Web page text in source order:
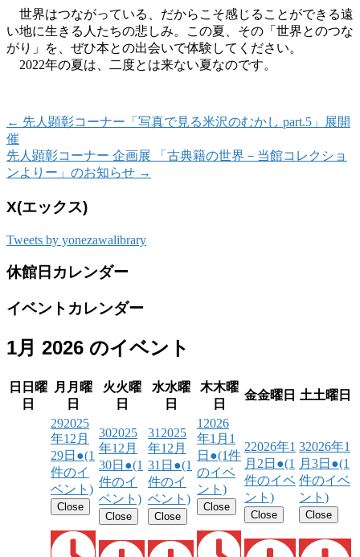
世界はつながっている、だからこそ感じることができる遠
い地に生きる人たちの悲しみ。この夏、その「世界とのつな
がり」を、ぜひ本との出会いで体験してください。
2022年の夏は、二度とは来ない夏なのです。
← 先人顕彰コーナー「写真で見る米沢のむかし part.5」展開
催
先人顕彰コーナー 企画展 「古典籍の世界－当館コレクショ
ンよりー」のお知らせ →
X(エックス)
Tweets by yonezawalibrary
休館日カレンダー
イベントカレンダー
1月 2026 のイベント
日 日曜
日
月 月曜
日
火火曜
日
水水曜
日
木木曜
日
金金曜日 土土曜日
292025
年12月
29日 ●(1
件のイ
ベント)
Close
302025
年12月
30日 ●(1
件のイ
ベント)
Close
31 2025
年12月
31日 ●(1
件のイ
ベント)
Close
1 2026
年1月1
日 ●(1件
のイベ
ント)
Close
22026年1
月2日 ●(1
件のイベ
ント)
Close
32026年1
月3日 ●(1
件のイベ
ント)
Close